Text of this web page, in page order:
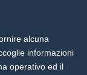
alcuna
informazioni
operativo ed il